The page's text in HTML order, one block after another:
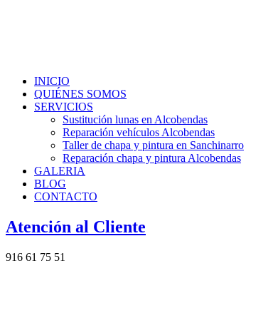
INICIO
QUIÉNES SOMOS
SERVICIOS
Sustitución lunas en Alcobendas
Reparación vehículos Alcobendas
Taller de chapa y pintura en Sanchinarro
Reparación chapa y pintura Alcobendas
GALERIA
BLOG
CONTACTO
Atención al Cliente
916 61 75 51